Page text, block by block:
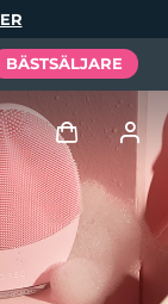
BÄSTSÄLJARE
Logga in